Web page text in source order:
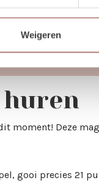
Weigeren
moment! Deze
gooi precies 21